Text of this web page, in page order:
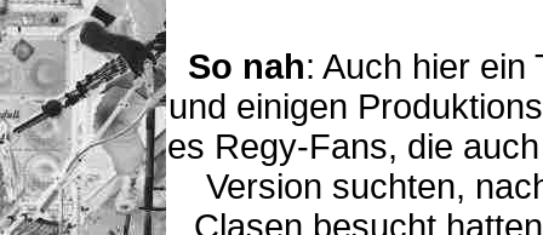
So nah: Auch hier ein
und einigen
es Regy-Fans, die
Version suchten,
Clasen besucht